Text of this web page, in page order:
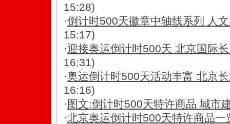
15:28)
·倒计时500天徽章中轴线系列 人
15:17)
·迎接奥运倒计时500天 北京国际
16:31)
·奥运倒计时500天活动丰富 北京
16:16)
· 图文:倒计时500天特许商品 城市
·北京奥运倒计时500天特许商品一